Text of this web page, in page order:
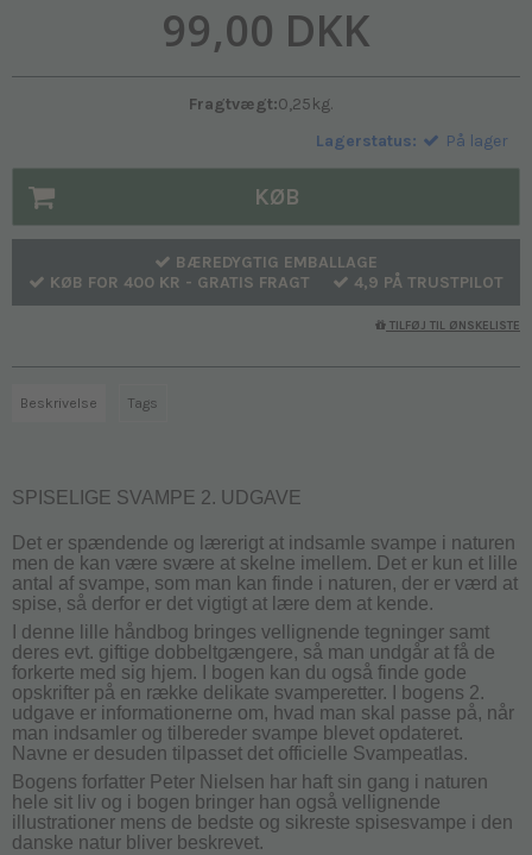
99,00 DKK
Fragtvægt:0,25kg.
Lagerstatus:
På lager
KØB
BÆREDYGTIG EMBALLAGE
KØB FOR 400 KR - GRATIS FRAGT
4,9 PÅ TRUSTPILOT
TILFØJ TIL ØNSKELISTE
Beskrivelse Tags
SPISELIGE SVAMPE 2. UDGAVE
Det er spændende og lærerigt at indsamle svampe i naturen
men de kan være svære at skelne imellem. Det er kun et lille
antal af svampe, som man kan finde i naturen, der er værd at
spise, så derfor er det vigtigt at lære dem at kende.
I denne lille håndbog bringes vellignende tegninger samt
deres evt. giftige dobbeltgængere, så man undgår at få de
forkerte med sig hjem. I bogen kan du også finde gode
opskrifter på en række delikate svamperetter. I bogens 2.
udgave er informationerne om, hvad man skal passe på, når
man indsamler og tilbereder svampe blevet opdateret.
Navne er desuden tilpasset det officielle Svampeatlas.
Bogens forfatter Peter Nielsen har haft sin gang i naturen
hele sit liv og i bogen bringer han også vellignende
illustrationer mens de bedste og sikreste spisesvampe i den
danske natur bliver beskrevet.